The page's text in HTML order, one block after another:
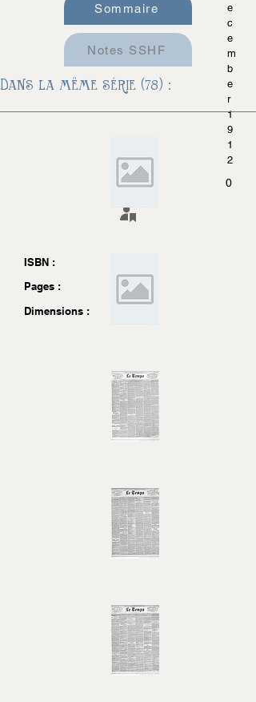
e
c
e
m
b
e
r
1
9
1
2
0
ISBN :
Pages :
Dimensions :
Sommaire
Notes SSHF
Dans la même série (78) :